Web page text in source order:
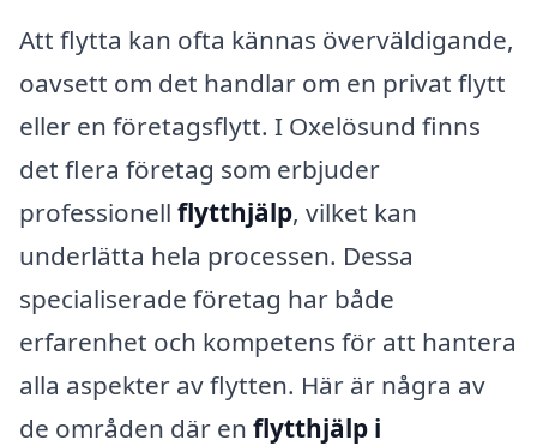
Att flytta kan ofta kännas överväldigande,
oavsett om det handlar om en privat flytt
eller en företagsflytt. I Oxelösund finns
det flera företag som erbjuder
professionell flytthjälp, vilket kan
underlätta hela processen. Dessa
specialiserade företag har både
erfarenhet och kompetens för att hantera
alla aspekter av flytten. Här är några av
de områden där en flytthjälp i